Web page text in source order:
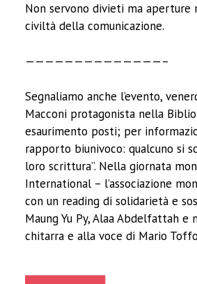
Non servono divieti ma
civiltà della comunicazione.
——————————————–
Segnaliamo anche l’evento,
Macconi protagonista nella
esaurimento posti; per
rapporto biunivoco: qualcuno si
loro scrittura”. Nella giornata
International – l’associazione
con un reading di solidarietà e
Maung Yu Py, Alaa Abdelfattah
chitarra e alla voce di Mario